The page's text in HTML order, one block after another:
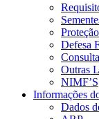
Defesa
Outras
NIMF’S
Informações
Dados